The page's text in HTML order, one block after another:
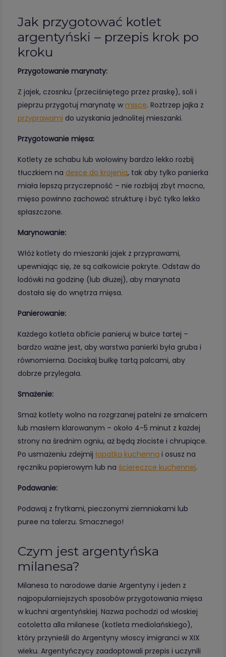
Jak przygotować kotlet
argentyński – przepis krok po
kroku
Przygotowanie marynaty:
Z jajek, czosnku (przeciśniętego przez praskę), soli i
pieprzu przygotuj marynatę w misce. Roztrzep jajka z
przyprawami do uzyskania jednolitej mieszanki.
Przygotowanie mięsa:
Kotlety ze schabu lub wołowiny bardzo lekko rozbij
tłuczkiem na desce do krojenia, tak aby tylko panierka
miała lepszą przyczepność – nie rozbijaj zbyt mocno,
mięso powinno zachować strukturę i być tylko lekko
spłaszczone.
Marynowanie:
Włóż kotlety do mieszanki jajek z przyprawami,
upewniając się, że są całkowicie pokryte. Odstaw do
lodówki na godzinę (lub dłużej), aby marynata
dostała się do wnętrza mięsa.
Panierowanie:
Każdego kotleta obficie panieruj w bułce tartej –
bardzo ważne jest, aby warstwa panierki była gruba i
równomierna. Dociskaj bułkę tartą palcami, aby
dobrze przylegała.
Smażenie:
Smaż kotlety wolno na rozgrzanej patelni ze smalcem
lub masłem klarowanym – około 4-5 minut z każdej
strony na średnim ogniu, aż będą złociste i chrupiące.
Po usmażeniu zdejmij łopatką kuchenną i osusz na
ręczniku papierowym lub na ściereczce kuchennej.
Podawanie:
Podawaj z frytkami, pieczonymi ziemniakami lub
puree na talerzu. Smacznego!
Czym jest argentyńska
milanesa?
Milanesa to narodowe danie Argentyny i jeden z
najpopularniejszych sposobów przygotowania mięsa
w kuchni argentyńskiej. Nazwa pochodzi od włoskiej
cotoletta alla milanese (kotleta mediolańskiego),
który przynieśli do Argentyny włoscy imigranci w XIX
wieku. Argentyńczycy zaadoptowali przepis i uczynili